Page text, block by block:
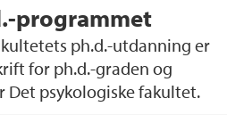
programmet
ph.d.-utdanning er
for ph.d.-graden og
psykologiske fakultet.